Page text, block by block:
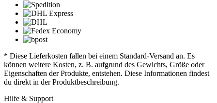
* Diese Lieferkosten fallen bei einem Standard-Versand an. Es
können weitere Kosten, z. B. aufgrund des Gewichts, Größe oder
Eigenschaften der Produkte, entstehen. Diese Informationen findest
du direkt in der Produktbeschreibung.
Hilfe & Support